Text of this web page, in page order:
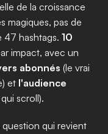
de la croissance
magiques, pas de
47 hashtags. 10
impact, avec un
abonnés (le vrai
et l'audience
scroll).
qui revient